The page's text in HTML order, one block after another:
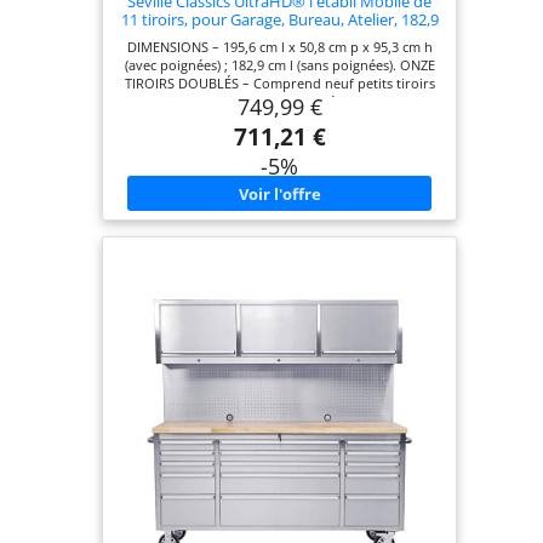
11 tiroirs, pour Garage, Bureau, Atelier, 182,9
x 50,8 x 95,2 cm, Graphite
DIMENSIONS – 195,6 cm l x 50,8 cm p x 95,3 cm h
(avec poignées) ; 182,9 cm l (sans poignées). ONZE
TIROIRS DOUBLÉS – Comprend neuf petits tiroirs
(48,9 cm l x 47 cm p x 7 cm h, intérieur), un tiroir
moyen (48,9 cm l x 47 cm p x 12 cm h, intérieur) et
un grand (48,9 cm l x 47 cm p x 27,3 cm h,
intérieur). PLATEAU EN BOIS MASSIF – Plateau en
bois de hêtre de 3,8 cm avec finition en
polyuréthane. CONSTRUCTION ROBUSTE – Acier
plein avec revêtement en poudre pour une
durabilité professionnelle. Quatre pare-chocs
de tiroir en acier inoxydable. FERMETURE
(2 clés incluses). ÉTAGÈRE RÉGLABLE – Comprend
une étagère en acier massif, amovible et réglable
sur quatre hauteurs prédéfinies. CONCEPTION
MOBILE – Quatre roues robustes de 12,7 cm et
deux poignées en acier inoxydable pour une
mobilité aisée. CAPACITÉ DE CHARGE – Capacité
totale : 227 kg (13,6 kg par tiroir).
749,99 €
711,21 €
-5%